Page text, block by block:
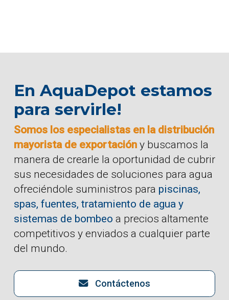
En AquaDepot estamos
para servirle!
Somos los especialistas en la distribución
mayorista de exportacióny buscamos la
manera de crearle la oportunidad de cubrir
sus necesidades de soluciones para agua
ofreciéndole suministros para piscinas,
spas, fuentes, tratamiento de agua y
sistemas de bombeo a precios altamente
competitivos y enviados a cualquier parte
del mundo.
Contáctenos